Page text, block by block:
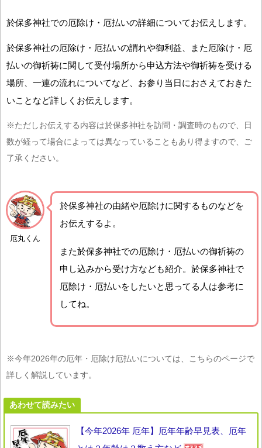
於保多神社での厄除け・厄払いの詳細についてお伝えします。
於保多神社の厄除け・厄払いの謂れや御利益、また厄除け・厄
払いの御祈祷に関して受付場所から申込方法や御祈祷を受ける
場所、一連の流れについてなど、お参り当日におさえておきた
いことなど詳しくお伝えします。
※ただしお伝えする内容は於保多神社を訪問・調査時のもので、日
数が経って場合によっては異なっていることもあり得ますので、ご
了承ください。
厄丸くん
於保多神社の由緒や厄除けに関するものなどを
お伝えするよ。
また於保多神社での厄除け・厄払いの御祈祷の
申し込みから受け方なども紹介。於保多神社で
厄除け・厄払いをしたいと思ってる人は参考に
してね。
※今年2026年の厄年・厄除け厄払いについては、こちらのページで
詳しく解説しています。
あわせて読みたい
【今年2026年 厄年】厄年年齢早見表、厄年